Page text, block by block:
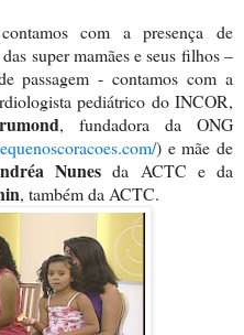
com a presença de
super mamães e seus filhos –
passagem - contamos com a
pediátrico do INCOR,
, fundadora da ONG
) e mãe de
Nunes da ACTC e da
, também da ACTC.